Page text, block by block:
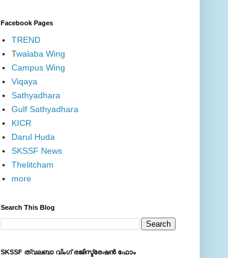
Facebook Pages
TREND
Twalaba Wing
Campus Wing
Viqaya
Sathyadhara
Gulf Sathyadhara
KICR
Darul Huda
SKSSF News
Thelitcham
more
Search This Blog
SKSSF ത്വലബാ വിംഗ് രജിസ്ട്രേഷന്‍ ഫോം